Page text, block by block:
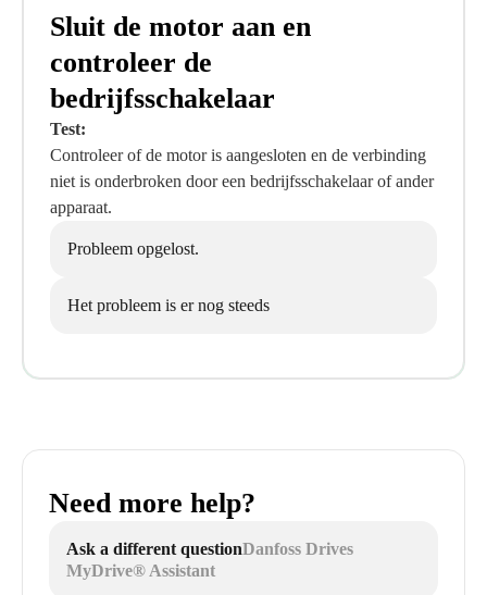
Sluit de motor aan en
controleer de
bedrijfsschakelaar
Test:
Controleer of de motor is aangesloten en de verbinding
niet is onderbroken door een bedrijfsschakelaar of ander
apparaat.
Probleem opgelost.
Het probleem is er nog steeds
Need more help?
Ask a different questionDanfoss Drives
MyDrive® Assistant